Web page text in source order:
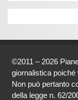
©2011 – 2026
giornalistica
Non può pertanto
della legge n. 62/